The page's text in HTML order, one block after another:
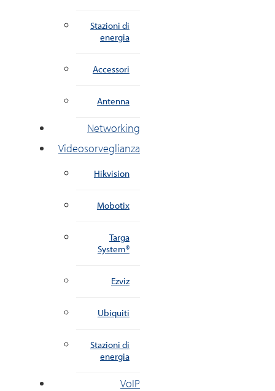
Stazioni di
energia
Accessori
Antenna
Networking
Videosorveglianza
Hikvision
Mobotix
Targa
System®
Ezviz
Ubiquiti
Stazioni di
energia
VoIP